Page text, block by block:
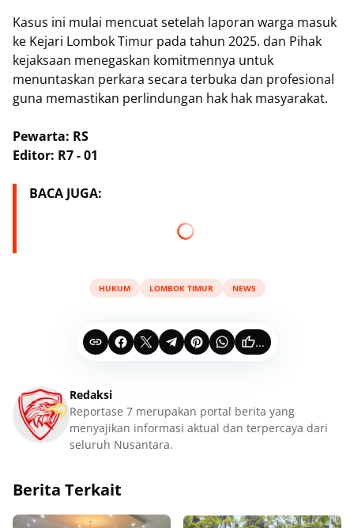
Kasus ini mulai mencuat setelah laporan warga masuk
ke Kejari Lombok Timur pada tahun 2025. dan Pihak
kejaksaan menegaskan komitmennya untuk
menuntaskan perkara secara terbuka dan profesional
guna memastikan perlindungan hak hak masyarakat.
Pewarta: RS
Editor: R7 - 01
BACA JUGA:
HUKUM LOMBOK TIMUR NEWS
...
Redaksi
Reportase 7 merupakan portal berita yang
menyajikan informasi aktual dan terpercaya dari
seluruh Nusantara.
Berita Terkait